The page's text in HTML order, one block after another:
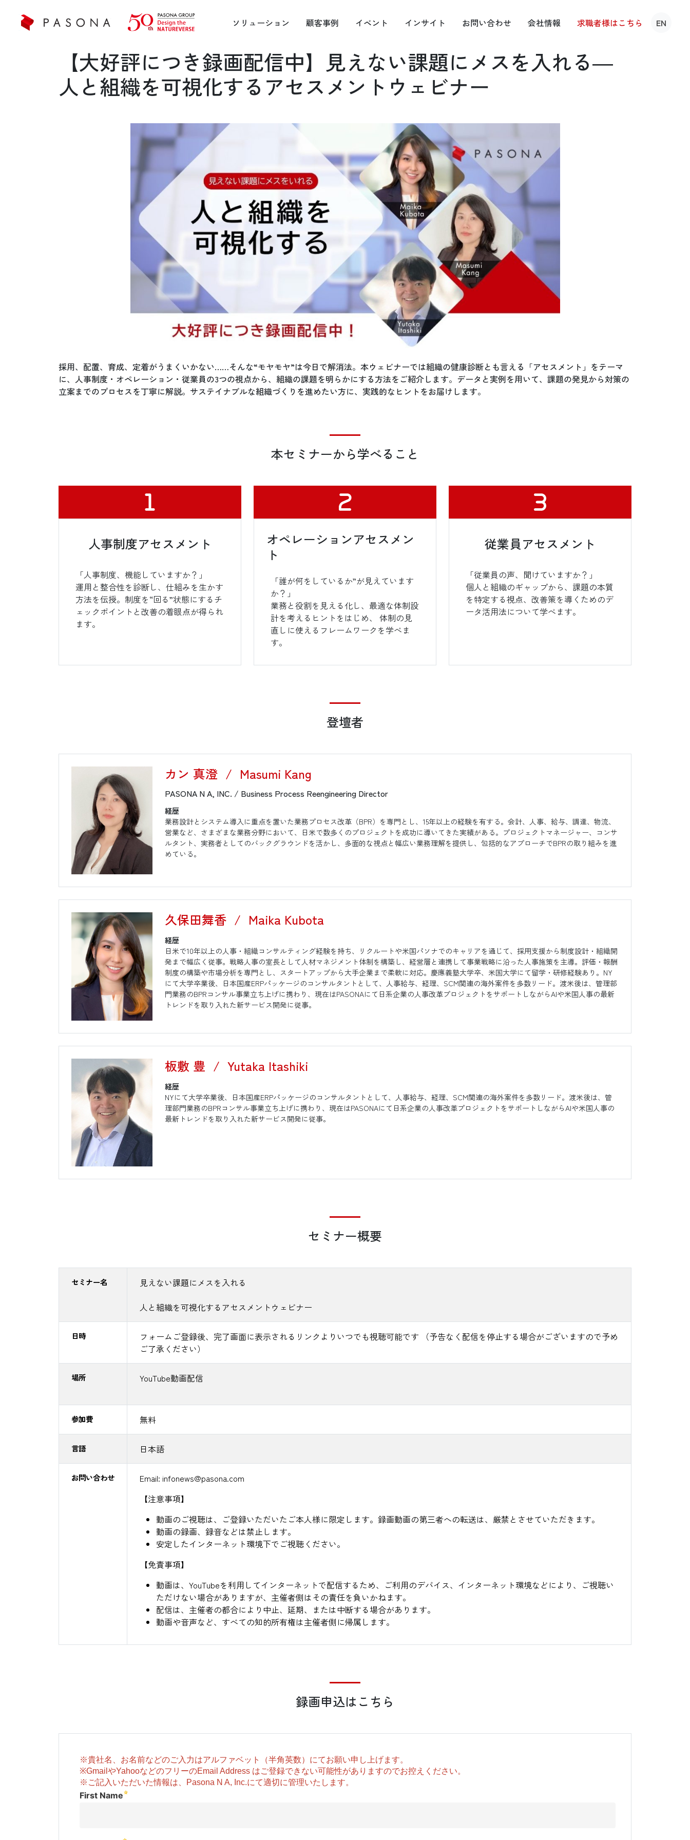
ソリューション 顧客事例 イベント インサイト お問い合わせ 会社情報 求職者様はこちら EN
【大好評につき録画配信中】見えない課題にメスを入れる―
人と組織を可視化するアセスメントウェビナー
採用、配置、育成、定着がうまくいかない……そんな“モヤモヤ”は今日で解消法。本ウェビナーでは組織の健康診断とも言える「アセスメント」をテーマ
に、人事制度・オペレーション・従業員の3つの視点から、組織の課題を明らかにする方法をご紹介します。データと実例を用いて、課題の発見から対策の
立案までのプロセスを丁寧に解説。サステイナブルな組織づくりを進めたい方に、実践的なヒントをお届けします。
本セミナーから学べること
人事制度アセスメント
「人事制度、機能していますか？」
運用と整合性を診断し、仕組みを生かす
方法を伝授。制度を“回る”状態にするチ
ェックポイントと改善の着眼点が得られ
ます。
オペレーションアセスメン
ト
「誰が何をしているか”が見えています
か？」
業務と役割を見える化し、最適な体制設
計を考えるヒントをはじめ、 体制の見
直しに使えるフレームワークを学べま
す。
従業員アセスメント
「従業員の声、聞けていますか？」
個人と組織のギャップから、課題の本質
を特定する視点、改善策を導くためのデ
ータ活用法について学べます。
登壇者
カン 真澄 / Masumi Kang
PASONA N A, INC. / Business Process Reengineering Director
経歴
業務設計とシステム導入に重点を置いた業務プロセス改革（BPR）を専門とし、15年以上の経験を有する。会計、人事、給与、調達、物流、
営業など、さまざまな業務分野において、日米で数多くのプロジェクトを成功に導いてきた実績がある。プロジェクトマネージャー、コンサ
ルタント、実務者としてのバックグラウンドを活かし、多面的な視点と幅広い業務理解を提供し、包括的なアプローチでBPRの取り組みを進
めている。
久保田舞香 / Maika Kubota
経歴
日米で10年以上の人事・組織コンサルティング経験を持ち、リクルートや米国パソナでのキャリアを通じて、採用支援から制度設計・組織開
発まで幅広く従事。戦略人事の室長として人材マネジメント体制を構築し、経営層と連携して事業戦略に沿った人事施策を主導。評価・報酬
制度の構築や市場分析を専門とし、スタートアップから大手企業まで柔軟に対応。慶應義塾大学卒、米国大学にて留学・研修経験あり。NY
にて大学卒業後、日本国産ERPパッケージのコンサルタントとして、人事給与、経理、SCM関連の海外案件を多数リード。渡米後は、管理部
門業務のBPRコンサル事業立ち上げに携わり、現在はPASONAにて日系企業の人事改革プロジェクトをサポートしながらAIや米国人事の最新
トレンドを取り入れた新サービス開発に従事。
板敷 豊 / Yutaka Itashiki
経歴
NYにて大学卒業後、日本国産ERPパッケージのコンサルタントとして、人事給与、経理、SCM関連の海外案件を多数リード。渡米後は、管
理部門業務のBPRコンサル事業立ち上げに携わり、現在はPASONAにて日系企業の人事改革プロジェクトをサポートしながらAIや米国人事の
最新トレンドを取り入れた新サービス開発に従事。
セミナー概要
セミナー名
見えない課題にメスを入れる
人と組織を可視化するアセスメントウェビナー
日時
フォームご登録後、完了画面に表示されるリンクよりいつでも視聴可能です （予告なく配信を停止する場合がございますので予め
ご了承ください）
場所 YouTube動画配信
参加費 無料
言語 日本語
お問い合わせ
Email: infonews@pasona.com
【注意事項】
動画のご視聴は、ご登録いただいたご本人様に限定します。録画動画の第三者への転送は、厳禁とさせていただきます。
動画の録画、録音などは禁止します。
安定したインターネット環境下でご視聴ください。
【免責事項】
動画は、YouTubeを利用してインターネットで配信するため、ご利用のデバイス、インターネット環境などにより、ご視聴い
ただけない場合がありますが、主催者側はその責任を負いかねます。
配信は、主催者の都合により中止、延期、または中断する場合があります。
動画や音声など、すべての知的所有権は主催者側に帰属します。
録画申込はこちら